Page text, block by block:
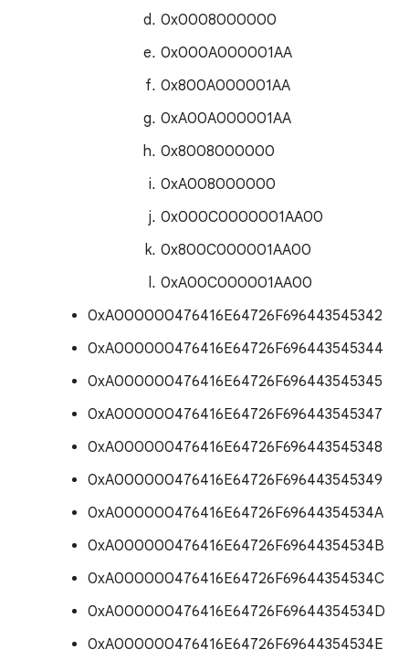
0x0008000000
0x000A000001AA
0x800A000001AA
0xA00A000001AA
0x8008000000
0xA008000000
0x000C0000001AA00
0x800C000001AA00
0xA00C000001AA00
0xA000000476416E64726F696443545342
0xA000000476416E64726F696443545344
0xA000000476416E64726F696443545345
0xA000000476416E64726F696443545347
0xA000000476416E64726F696443545348
0xA000000476416E64726F696443545349
0xA000000476416E64726F69644354534A
0xA000000476416E64726F69644354534B
0xA000000476416E64726F69644354534C
0xA000000476416E64726F69644354534D
0xA000000476416E64726F69644354534E